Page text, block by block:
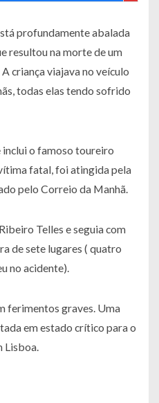
profundamente abalada
resultou na morte de um
criança viajava no veículo
todas elas tendo sofrido
o famoso toureiro
fatal, foi atingida pela
pelo Correio da Manhã.
Telles e seguia com
de sete lugares ( quatro
no acidente).
ferimentos graves. Uma
em estado crítico para o
Lisboa.